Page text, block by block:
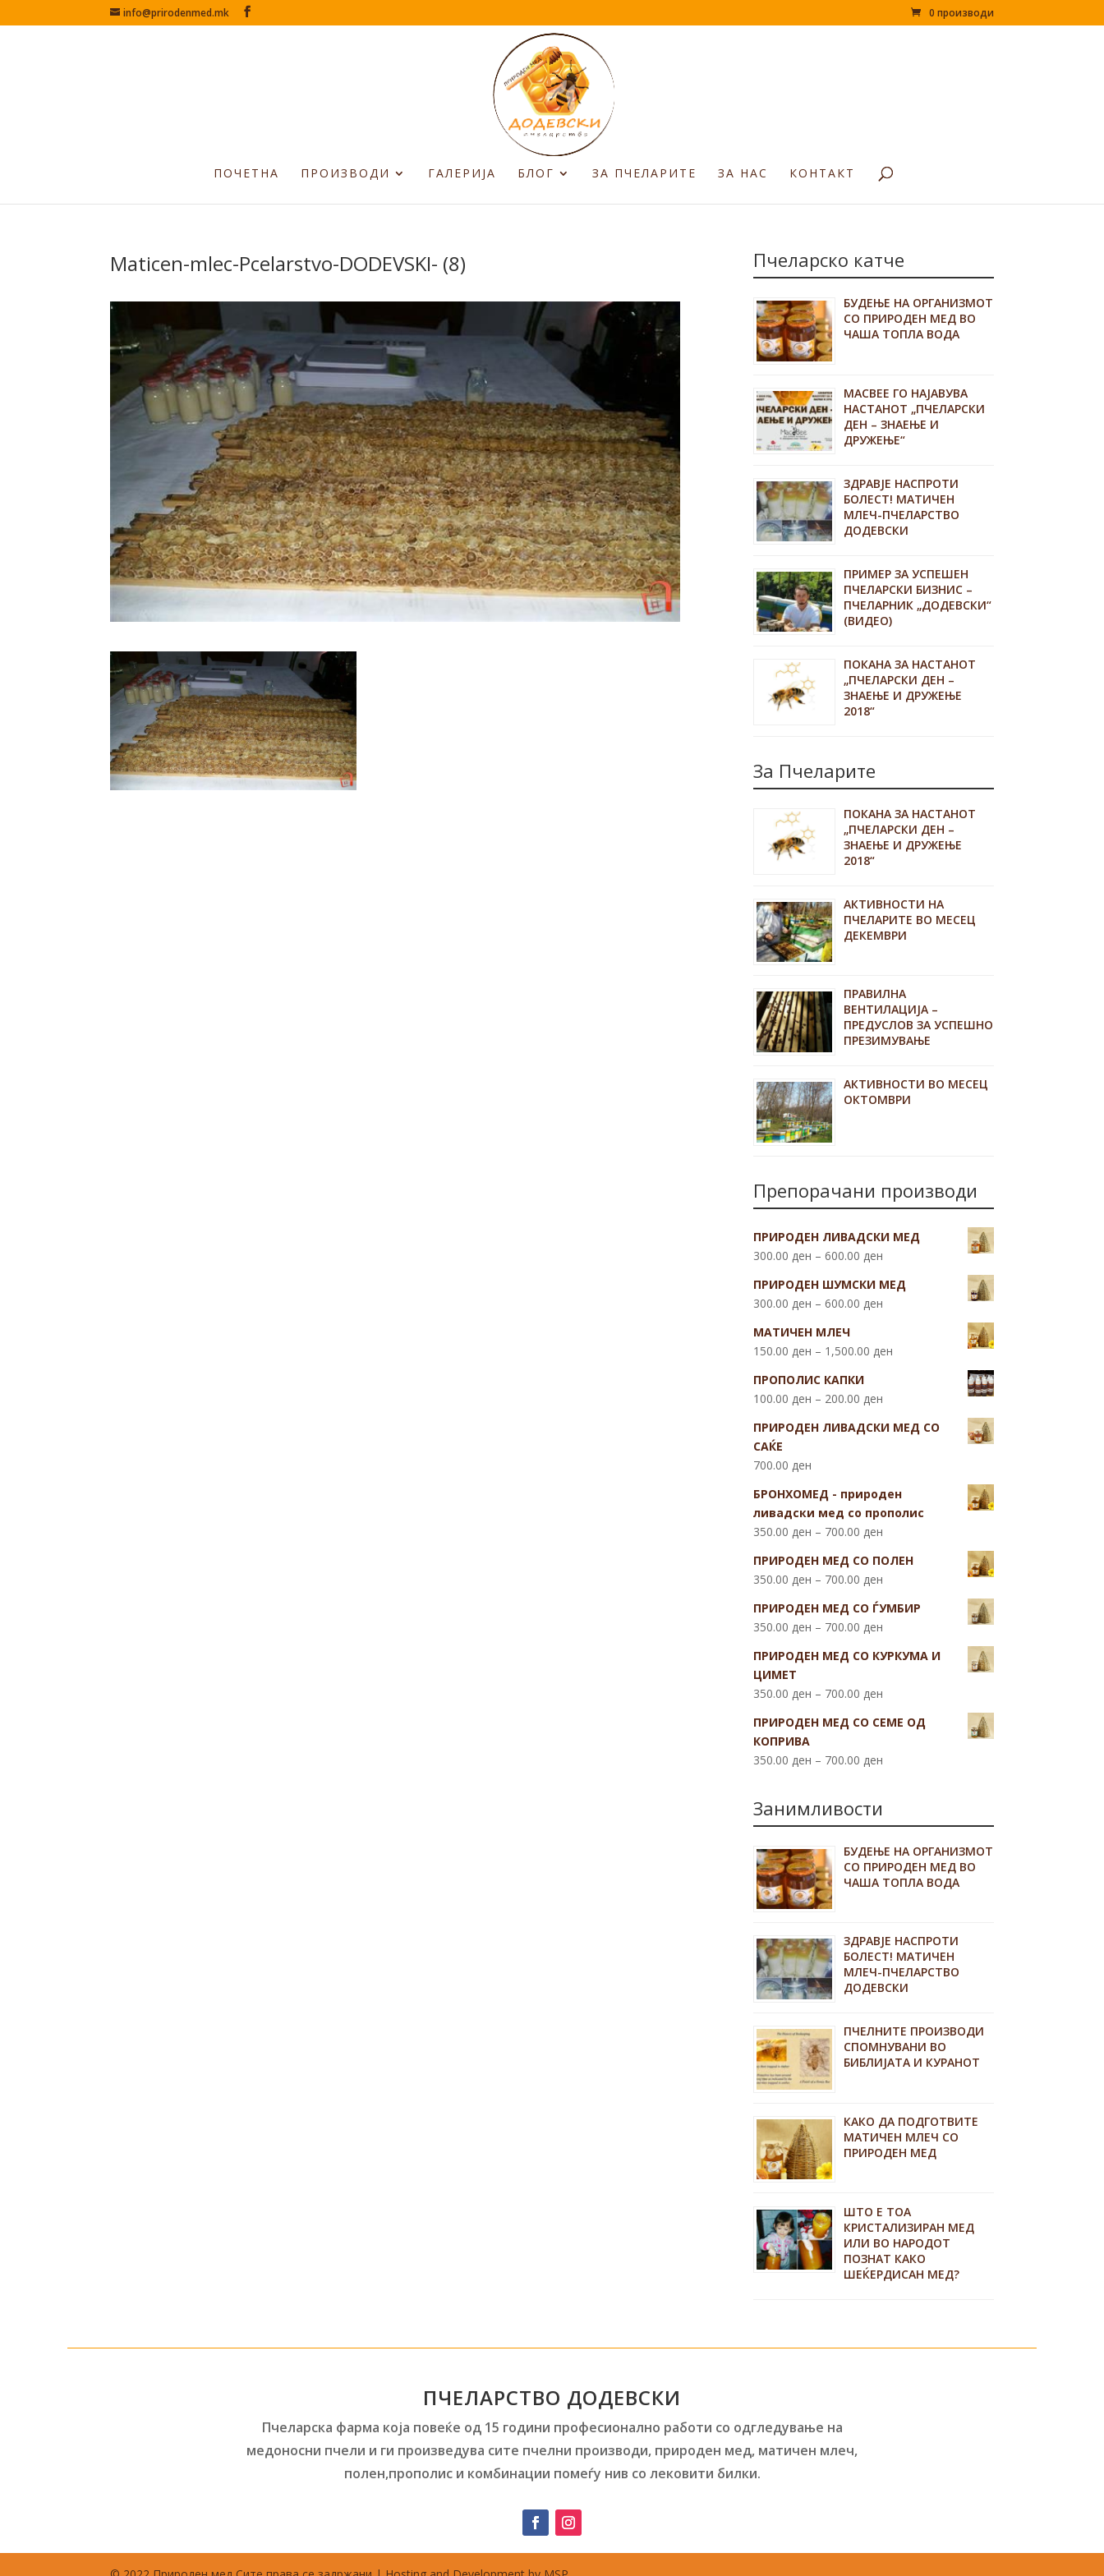
info@prirodenmed.mk 0 производи
ПОЧЕТНА ПРОИЗВОДИ ГАЛЕРИЈА БЛОГ ЗА ПЧЕЛАРИТЕ ЗА НАС КОНТАКТ
Maticen-mlec-Pcelarstvo-DODEVSKI- (8) Пчеларско катче
БУДЕЊЕ НА ОРГАНИЗМОТ
СО ПРИРОДЕН МЕД ВО
ЧАША ТОПЛА ВОДА
MACBEE ГО НАЈАВУВА
НАСТАНОТ „ПЧЕЛАРСКИ
ДЕН – ЗНАЕЊЕ И
ДРУЖЕЊЕ“
ЗДРАВЈЕ НАСПРОТИ
БОЛЕСТ! МАТИЧЕН
МЛЕЧ-ПЧЕЛАРСТВО
ДОДЕВСКИ
ПРИМЕР ЗА УСПЕШЕН
ПЧЕЛАРСКИ БИЗНИС –
ПЧЕЛАРНИК „ДОДЕВСКИ“
(ВИДЕО)
ПОКАНА ЗА НАСТАНОТ
„ПЧЕЛАРСКИ ДЕН –
ЗНАЕЊЕ И ДРУЖЕЊЕ
2018“
За Пчеларите
ПОКАНА ЗА НАСТАНОТ
„ПЧЕЛАРСКИ ДЕН –
ЗНАЕЊЕ И ДРУЖЕЊЕ
2018“
АКТИВНОСТИ НА
ПЧЕЛАРИТЕ ВО МЕСЕЦ
ДЕКЕМВРИ
ПРАВИЛНА
ВЕНТИЛАЦИЈА –
ПРЕДУСЛОВ ЗА УСПЕШНО
ПРЕЗИМУВАЊЕ
АКТИВНОСТИ ВО МЕСЕЦ
ОКТОМВРИ
Препорачани производи
ПРИРОДЕН ЛИВАДСКИ МЕД
300.00 ден –600.00 ден
ПРИРОДЕН ШУМСКИ МЕД
300.00 ден –600.00 ден
МАТИЧЕН МЛЕЧ
150.00 ден – 1,500.00 ден
ПРОПОЛИС КАПКИ
100.00 ден – 200.00 ден
ПРИРОДЕН ЛИВАДСКИ МЕД СО
САЌЕ
700.00 ден
БРОНХОМЕД - природен
ливадски мед со прополис
350.00 ден – 700.00 ден
ПРИРОДЕН МЕД СО ПОЛЕН
350.00 ден – 700.00 ден
ПРИРОДЕН МЕД СО ЃУМБИР
350.00 ден – 700.00 ден
ПРИРОДЕН МЕД СО КУРКУМА И
ЦИМЕТ
350.00 ден – 700.00 ден
ПРИРОДЕН МЕД СО СЕМЕ ОД
КОПРИВА
350.00 ден – 700.00 ден
Занимливости
БУДЕЊЕ НА ОРГАНИЗМОТ
СО ПРИРОДЕН МЕД ВО
ЧАША ТОПЛА ВОДА
ЗДРАВЈЕ НАСПРОТИ
БОЛЕСТ! МАТИЧЕН
МЛЕЧ-ПЧЕЛАРСТВО
ДОДЕВСКИ
ПЧЕЛНИТЕ ПРОИЗВОДИ
СПОМНУВАНИ ВО
БИБЛИЈАТА И КУРАНОТ
КАКО ДА ПОДГОТВИТЕ
МАТИЧЕН МЛЕЧ СО
ПРИРОДЕН МЕД
ШТО Е ТОА
КРИСТАЛИЗИРАН МЕД
ИЛИ ВО НАРОДОТ
ПОЗНАТ КАКО
ШЕЌЕРДИСАН МЕД?
ПЧЕЛАРСТВО ДОДЕВСКИ
Пчеларска фарма која повеќе од 15 години професионално работи со одгледување на
медоносни пчели и ги произведува сите пчелни производи, природен мед, матичен млеч,
полен,прополис и комбинации помеѓу нив со лековити билки.